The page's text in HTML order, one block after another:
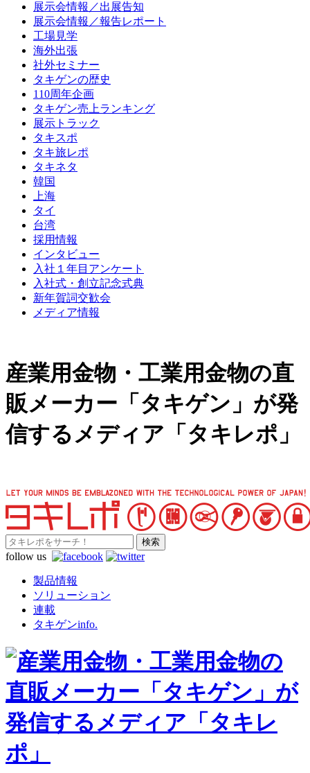
展示会情報／出展告知
展示会情報／報告レポート
工場見学
海外出張
社外セミナー
タキゲンの歴史
110周年企画
タキゲン売上ランキング
展示トラック
タキスポ
タキ旅レポ
タキネタ
韓国
上海
タイ
台湾
採用情報
インタビュー
入社１年目アンケート
入社式・創立記念式典
新年賀詞交歓会
メディア情報
産業用金物・工業用金物の直
販メーカー「タキゲン」が発
信するメディア「タキレポ」
follow us
製品情報
ソリューション
連載
タキゲンinfo.